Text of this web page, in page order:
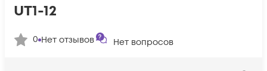
UT1-12
0 Нет отзывов Нет вопросов